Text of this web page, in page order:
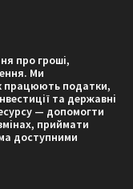
про гроші,
Ми
працюють податки,
та державні
— допомогти
приймати
доступними